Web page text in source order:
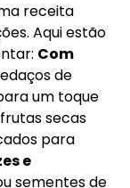
receita
Aqui estão
Com
de
um toque
secas
para
e
sementes de